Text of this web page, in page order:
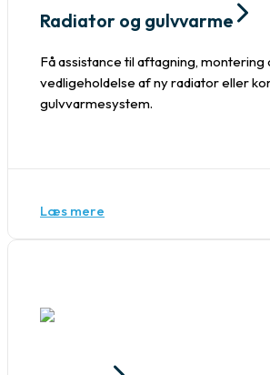
Radiator og gulvvarme
Få assistance til aftagning, montering
vedligeholdelse af ny radiator eller
gulvvarmesystem.
Læs mere